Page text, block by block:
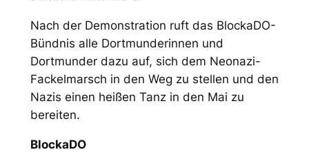
Nach der Demonstration ruft das BlockaDO-
Bündnis alle Dortmunderinnen und
Dortmunder dazu auf, sich dem Neonazi-
Fackelmarsch in den Weg zu stellen und den
Nazis einen heißen Tanz in den Mai zu
bereiten.
BlockaDO